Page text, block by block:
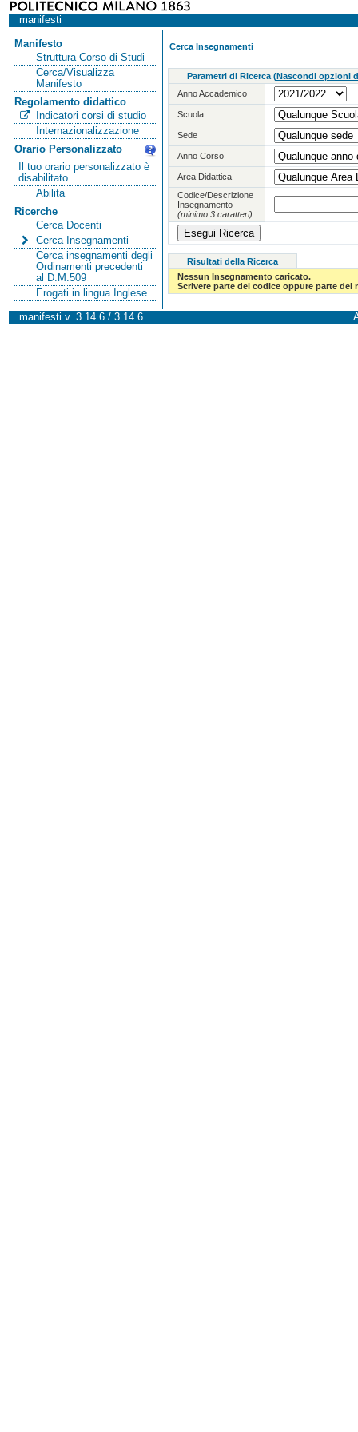
manifesti
Manifesto
Struttura Corso di Studi
Cerca/Visualizza
Manifesto
Regolamento didattico
Indicatori corsi di studio
Internazionalizzazione
Orario Personalizzato
Il tuo orario personalizzato è
disabilitato
Abilita
Ricerche
Cerca Docenti
Cerca Insegnamenti
Cerca insegnamenti degli
Ordinamenti precedenti
al D.M.509
Erogati in lingua Inglese
Cerca Insegnamenti
Parametri di Ricerca (Nascondi opzioni
Anno Accademico
Scuola
Sede
Anno Corso
Area Didattica
Codice/Descrizione
Insegnamento
(minimo 3 caratteri)
Risultati della Ricerca
Nessun Insegnamento caricato.
Scrivere parte del codice oppure parte
manifesti v. 3.14.6 / 3.14.6